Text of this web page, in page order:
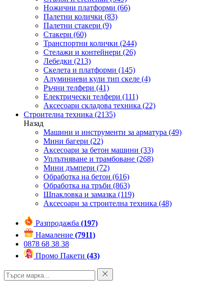
Ножични платформи (66)
Палетни колички (83)
Палетни стакери (9)
Стакери (60)
Транспортни колички (244)
Стелажи и контейнери (26)
Лебедки (213)
Скелета и платформи (145)
Алуминиеви кули тип скеле (4)
Ръчни телфери (41)
Електрически телфери (111)
Аксесоари складова техника (22)
Строителна техника (2135)
Назад
Машини и инструменти за арматура (49)
Мини багери (22)
Аксесоари за бетон машини (33)
Уплътняване и трамбоване (268)
Мини дъмпери (72)
Обработка на бетон (616)
Обработка на тръби (863)
Шпакловка и замазка (119)
Аксесоари за строителна техника (48)
Разпродажба (197)
Намаление (7911)
0878 68 38 38
Промо Пакети (43)